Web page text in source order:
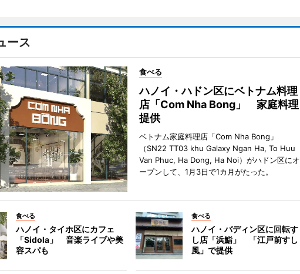
ース
食べる
ハノイ・ハドン区にベトナム料理
店「Com Nha Bong」 家庭料理
提供
ベトナム家庭料理店「Com Nha Bong」
（SN22 TT03 khu Galaxy Ngan Ha, To Huu
Van Phuc, Ha Dong, Ha Noi）がハドン区にオ
ープンして、1月3日で1カ月がたった。
食べる
ハノイ・タイホ区にカフェ
「Sidola」 音楽ライブや美
容スパも
食べる
ハノイ・バディン区に回転す
し店「浜鮨」 「江戸前すし
風」で提供